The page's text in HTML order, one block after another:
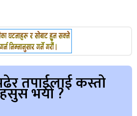
तपाईलाई कस्तो
भयो ?